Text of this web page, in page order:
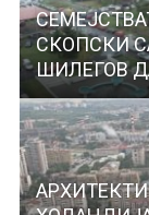
СКОПСКИ
ШИЛЕГОВ